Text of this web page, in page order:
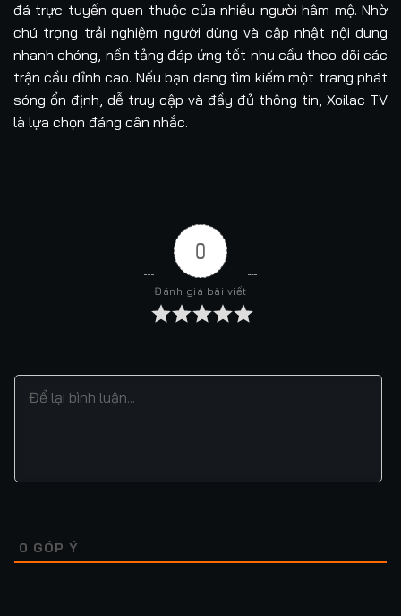
đá trực tuyến quen thuộc của nhiều người hâm mộ. Nhờ
chú trọng trải nghiệm người dùng và cập nhật nội dung
nhanh chóng, nền tảng đáp ứng tốt nhu cầu theo dõi các
trận cầu đỉnh cao. Nếu bạn đang tìm kiếm một trang phát
sóng ổn định, dễ truy cập và đầy đủ thông tin, Xoilac TV
là lựa chọn đáng cân nhắc.
0
Đánh giá bài viết
0 GÓP Ý